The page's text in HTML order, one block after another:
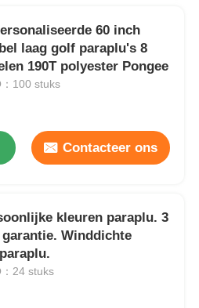
60 inch
laag golf paraplu's 8
190T polyester Pongee
100 stuks
Contacteer ons
kleuren paraplu. 3
garantie. Winddichte
24 stuks